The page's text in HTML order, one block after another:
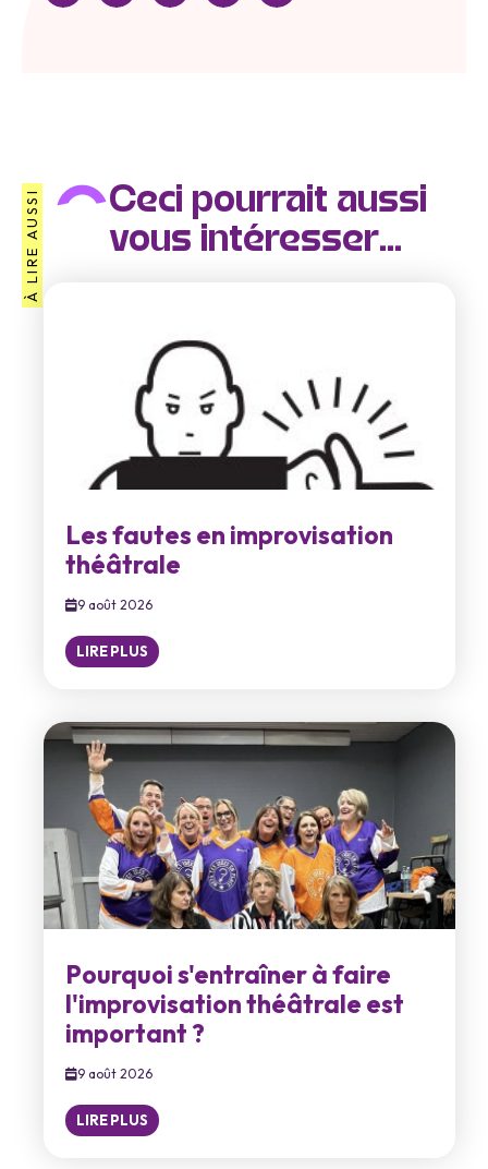
À LIRE AUSSI
Ceci pourrait aussi
vous intéresser...
Les fautes en improvisation
théâtrale
9 août 2026
LIRE PLUS
Pourquoi s'entraîner à faire
l'improvisation théâtrale est
important ?
9 août 2026
LIRE PLUS